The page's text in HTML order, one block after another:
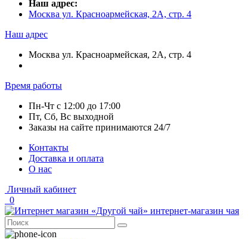
Наш адрес:
Москва ул. Красноармейская, 2А, стр. 4
Наш адрес
Москва ул. Красноармейская, 2А, стр. 4
Время работы
Пн-Чт c 12:00 до 17:00
Пт, Сб, Вс выходной
Заказы на сайте принимаются 24/7
Контакты
Доставка и оплата
О нас
Личный кабинет
0
интернет-магазин чая